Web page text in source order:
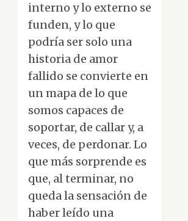
interno y lo externo se
funden, y lo que
podría ser solo una
historia de amor
fallido se convierte en
un mapa de lo que
somos capaces de
soportar, de callar y, a
veces, de perdonar. Lo
que más sorprende es
que, al terminar, no
queda la sensación de
haber leído una